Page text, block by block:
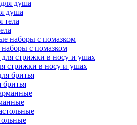
душа
с помазком
стрижки в носу и ушах
бритья